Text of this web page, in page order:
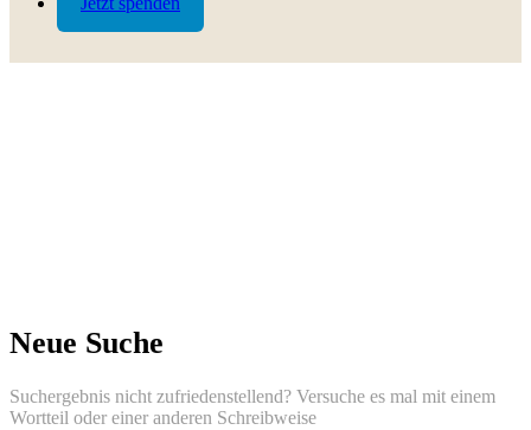
Neue Suche
Suchergebnis nicht zufriedenstellend? Versuche es mal mit einem
Wortteil oder einer anderen Schreibweise